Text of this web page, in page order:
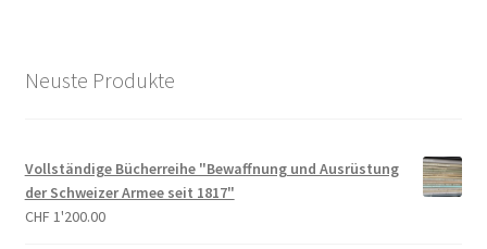
Neuste Produkte
Vollständige Bücherreihe "Bewaffnung und Ausrüstung
der Schweizer Armee seit 1817"
CHF 1'200.00